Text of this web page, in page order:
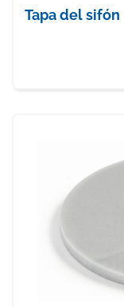
Tapa del sifón